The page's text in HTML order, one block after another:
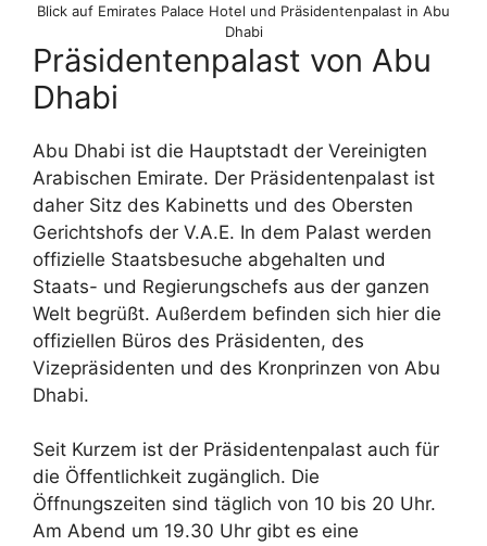
Blick auf Emirates Palace Hotel und Präsidentenpalast in Abu
Dhabi
Präsidentenpalast von Abu
Dhabi
Abu Dhabi ist die Hauptstadt der Vereinigten
Arabischen Emirate. Der Präsidentenpalast ist
daher Sitz des Kabinetts und des Obersten
Gerichtshofs der V.A.E. In dem Palast werden
offizielle Staatsbesuche abgehalten und
Staats- und Regierungschefs aus der ganzen
Welt begrüßt. Außerdem befinden sich hier die
offiziellen Büros des Präsidenten, des
Vizepräsidenten und des Kronprinzen von Abu
Dhabi.
Seit Kurzem ist der Präsidentenpalast auch für
die Öffentlichkeit zugänglich. Die
Öffnungszeiten sind täglich von 10 bis 20 Uhr.
Am Abend um 19.30 Uhr gibt es eine